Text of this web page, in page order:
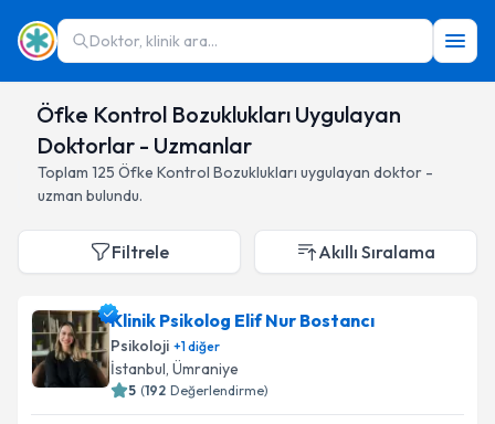
Doktor, klinik ara...
Öfke Kontrol Bozuklukları Uygulayan
Doktorlar - Uzmanlar
Toplam 125 Öfke Kontrol Bozuklukları uygulayan doktor -
uzman bulundu.
Filtrele Akıllı Sıralama
Klinik Psikolog Elif Nur Bostancı
Psikoloji +1diğer
İstanbul, Ümraniye
5 (192 Değerlendirme)